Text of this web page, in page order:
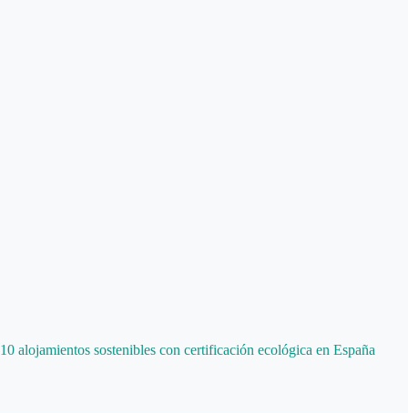
10 alojamientos sostenibles con certificación ecológica en España